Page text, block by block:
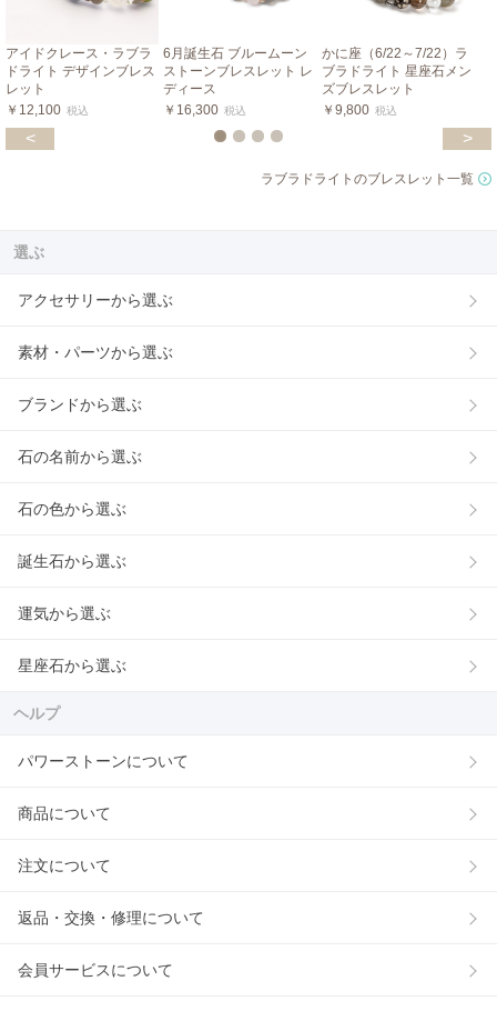
アイドクレース・ラブラ
ドライト デザインブレス
レット
￥12,100 税込
6月誕生石 ブルームーン
ストーンブレスレット レ
ディース
￥16,300 税込
かに座（6/22～7/22）ラ
ブラドライト 星座石メン
ズブレスレット
￥9,800 税込
< >
ラブラドライトのブレスレット一覧
選ぶ
アクセサリーから選ぶ
素材・パーツから選ぶ
ブランドから選ぶ
石の名前から選ぶ
石の色から選ぶ
誕生石から選ぶ
運気から選ぶ
星座石から選ぶ
ヘルプ
パワーストーンについて
商品について
注文について
返品・交換・修理について
会員サービスについて